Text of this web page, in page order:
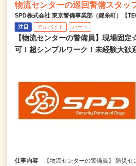
物流センターの巡回警備スタッ
SPD株式会社 東京警備事業部（錦糸町）【
注目 アルバイト パート
【物流センターの警備員】現場固
可！超シンプルワーク！未経験大歓
仕事内容
【物流センターの警備員】 防災